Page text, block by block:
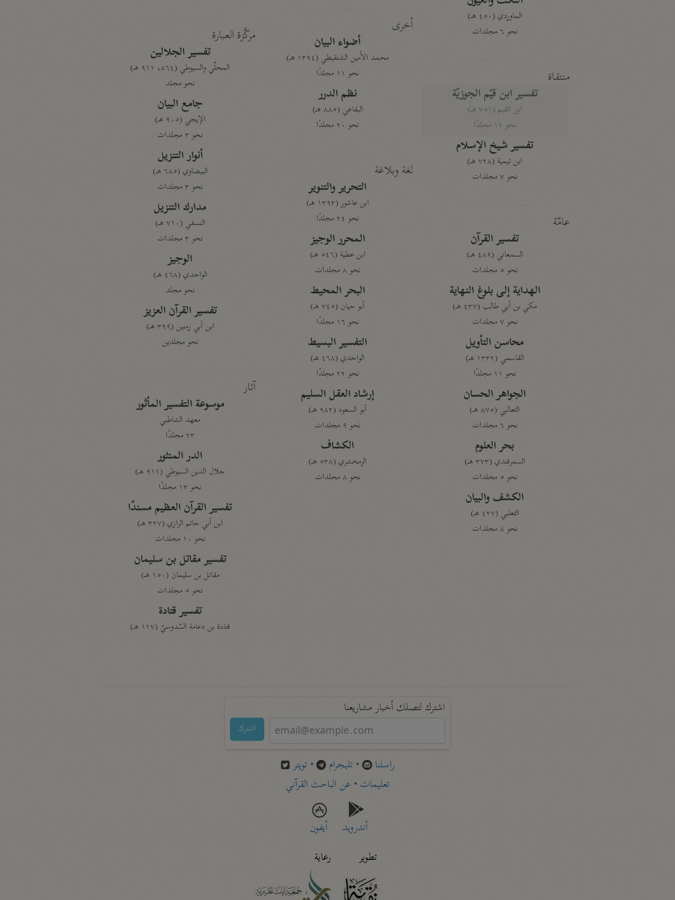
الماوردي (٤٥٠ هـ)
نحو ٦ مجلدات
منتقاة
تفسير ابن قيّم الجوزيّة
ابن القيم (٧٥١ هـ)
نحو ١٢ مجلدًا
تفسير شيخ الإسلام
ابن تيمية (٧٢٨ هـ)
نحو ٧ مجلدات
عامّة
تفسير القرآن
السمعاني (٤٨٩ هـ)
نحو ٥ مجلدات
الهداية إلى بلوغ النهاية
مكي بن أبي طالب (٤٣٧ هـ)
نحو ٧ مجلدات
محاسن التأويل
القاسمي (١٣٣٢ هـ)
نحو ١١ مجلدًا
الجواهر الحسان
الثعالبي (٨٧٥ هـ)
نحو ٦ مجلدات
بحر العلوم
السمرقندي (٣٧٣ هـ)
نحو ٥ مجلدات
الكشف والبيان
الثعلبي (٤٢٧ هـ)
نحو ٨ مجلدات
أخرى
أضواء البيان
محمد الأمين الشنقيطي (١٣٩٤ هـ)
نحو ١١ مجلدًا
نظم الدرر
البقاعي (٨٨٥ هـ)
نحو ٢٠ مجلدًا
لغة وبلاغة
التحرير والتنوير
ابن عاشور (١٣٩٣ هـ)
نحو ٢٤ مجلدًا
المحرر الوجيز
ابن عطية (٥٤٦ هـ)
نحو ٨ مجلدات
البحر المحيط
أبو حيان (٧٤٥ هـ)
نحو ١٦ مجلدًا
التفسير البسيط
الواحدي (٤٦٨ هـ)
نحو ٢٢ مجلدًا
إرشاد العقل السليم
أبو السعود (٩٨٢ هـ)
نحو ٩ مجلدات
الكشاف
الزمخشري (٥٣٨ هـ)
نحو ٨ مجلدات
مركَّزة العبارة
تفسير الجلالين
المحلّي والسيوطي (٨٦٤، ٩١١ هـ)
نحو مجلد
جامع البيان
الإيجي (٩٠٥ هـ)
نحو ٣ مجلدات
أنوار التنزيل
البيضاوي (٦٨٥ هـ)
نحو ٣ مجلدات
مدارك التنزيل
النسفي (٧١٠ هـ)
نحو ٣ مجلدات
الوجيز
الواحدي (٤٦٨ هـ)
نحو مجلد
تفسير القرآن العزيز
ابن أبي زمنين (٣٩٩ هـ)
نحو مجلدين
آثار
موسوعة التفسير المأثور
معهد الشاطبي
٢٣ مجلدًا
الدر المنثور
جلال الدين السيوطي (٩١١ هـ)
نحو ١٣ مجلدًا
تفسير القرآن العظيم مسندًا
ابن أبي حاتم الرازي (٣٢٧ هـ)
نحو ١٠ مجلدات
تفسير مقاتل بن سليمان
مقاتل بن سليمان (١٥٠ هـ)
نحو ٥ مجلدات
تفسير قتادة
قتادة بن دعامة السّدوسيّ (١١٧ هـ)
اشترك لتصلك أخبار مشاريعنا
اشترك
راسلنا • تليجرام • تويتر
تعليمات• عن الباحث القرآني
أندرويد
أيفون
تطوير
رعاية